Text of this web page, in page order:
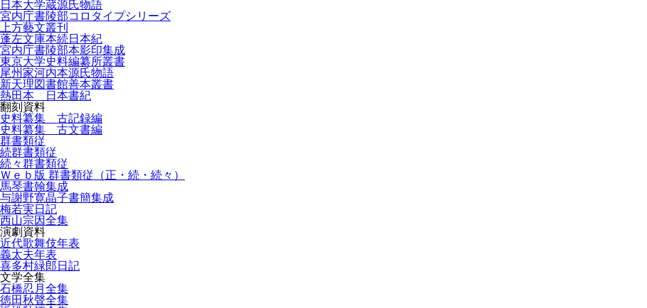
日本大学蔵源氏物語
宮内庁書陵部コロタイプシリーズ
上方藝文叢刊
蓬左文庫本続日本紀
宮内庁書陵部本影印集成
東京大学史料編纂所叢書
尾州家河内本源氏物語
新天理図書館善本叢書
熱田本 日本書紀
翻刻資料
史料纂集 古記録編
史料纂集 古文書編
群書類従
続群書類従
続々群書類従
Ｗｅｂ版 群書類従（正・続・続々）
馬琴書翰集成
与謝野寛晶子書簡集成
梅若実日記
西山宗因全集
演劇資料
近代歌舞伎年表
義太夫年表
喜多村緑郎日記
文学全集
石橋忍月全集
徳田秋聲全集